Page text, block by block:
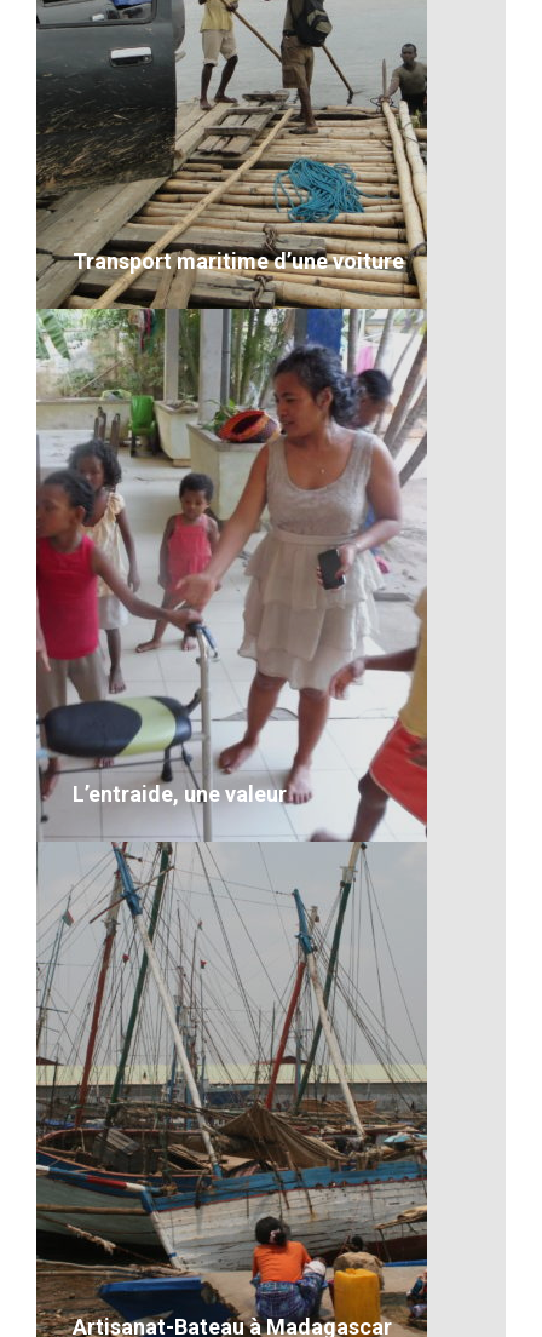
Les nénuphars à Madagascar
VOIR LE DÉTAIL
Transport maritime d’une voiture
Transport maritime d’une voiture
VOIR LE DÉTAIL
L’entraide, une valeur
L’entraide, une valeur
Description
VOIR LE DÉTAIL
Artisanat-Bateau à Madagascar